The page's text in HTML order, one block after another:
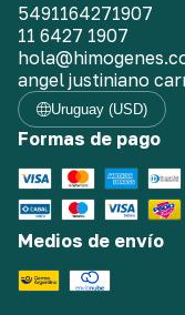
5491164271907
11 6427 1907
angel justiniano
Uruguay (USD)
Formas de pago
Medios de envío